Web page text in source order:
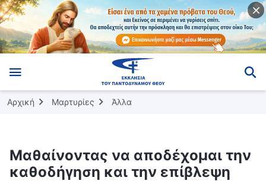
Αρχική Μαρτυρίες Άλλα
Μαθαίνοντας να αποδέχομαι την
καθοδήγηση και την επίβλεψη